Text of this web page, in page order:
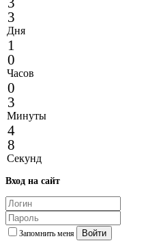
3
Дня
1
0
Часов
0
3
Минуты
4
8
Секунд
Вход на сайт
Запомнить меня Войти